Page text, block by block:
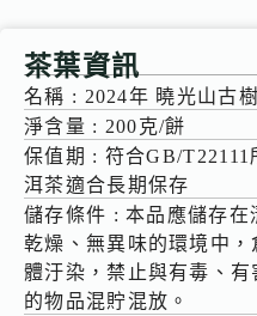
茶葉資訊
名稱 : 2024年 曉光山古
淨含量 : 200克/餅
保值期 : 符合GB/T22111
洱茶適合長期保存
儲存條件 : 本品應儲存在
乾燥、無異味的環境中
體汙染，禁止與有毒、
的物品混貯混放。